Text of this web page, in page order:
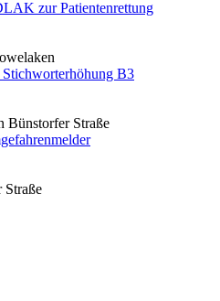
zur Patientenrettung
B3
Bünstorfer Straße
Straße